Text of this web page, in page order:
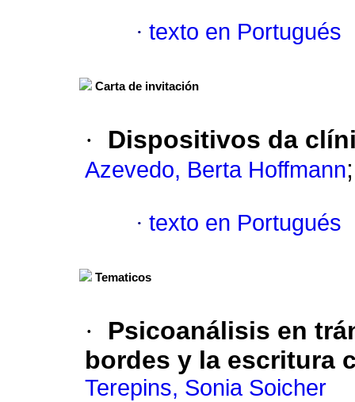
· texto en Portugués
Carta de invitación
· Dispositivos da
Azevedo, Berta Hoffmann
· texto en Portugués
Tematicos
·
Psicoanálisis en
bordes y la escritura
Terepins, Sonia Soicher